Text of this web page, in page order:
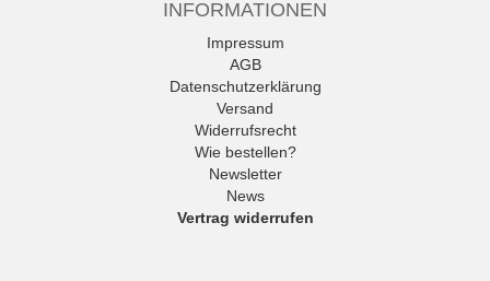
INFORMATIONEN
Impressum
AGB
Datenschutzerklärung
Versand
Widerrufsrecht
Wie bestellen?
Newsletter
News
Vertrag widerrufen